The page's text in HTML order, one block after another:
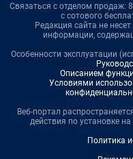
Связаться с отделом продаж:
с сотового
Редакция сайта не
информации,
Особенности эксплуатации
Описанием
Условиями
Веб-портал
действия по установке
Политика